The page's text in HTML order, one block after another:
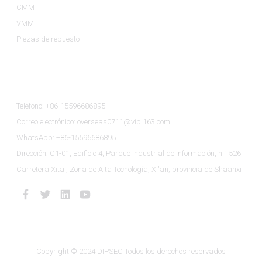
CMM
VMM
Piezas de repuesto
Teléfono: +86-15596686895
Correo electrónico: overseas0711@vip.163.com
WhatsApp: +86-15596686895
Dirección: C1-01, Edificio 4, Parque Industrial de Información, n.° 526,
Carretera Xitai, Zona de Alta Tecnología, Xi'an, provincia de Shaanxi
Copyright © 2024 DIPSEC Todos los derechos reservados